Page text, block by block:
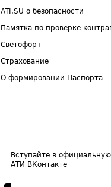
ATI.SU о безопасности
Памятка по проверке
Светофор+
Страхование
О формировании Паспорта
Вступайте в
АТИ ВКонтакте